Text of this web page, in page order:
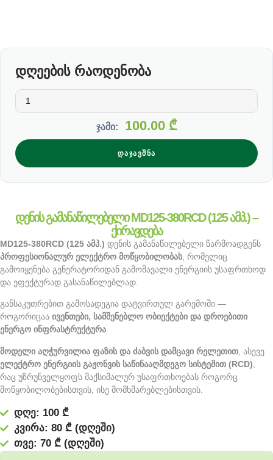
დღეების რაოდენობა
ჯამი: 100.00₾
ᲓᲐᲯᲐᲕᲨᲜᲐ
დენის გამანაწილებელი MD125-380RCD (125 ამპ.) –
ქირავდება
MD125-380RCD (125 ამპ.) დენის გამანაწილებელი წარმოადგენს
პროფესიონალურ ელექტრო მოწყობილობას , რომელიც
გამოიყენება გენერატორიდან გამომავალი ენერგიის უსაფრთხოდ
და ეფექტურად გასანაწილებლად.
განსაკუთრებით გამოსადეგია დატვირთულ გარემოში —
როგორიცაა ივენთები, სამშენებლო ობიექტები და დროებითი
ენერგო ინფრასტრუქტურა.
მოდელი აღჭურვილია ფაზის და ძაბვის დამცავი რელეთით , ასევე
ელექტრო ენერგიის გაჟონვის საწინააღმდეგო სისტემით (RCD)
რაც უზრუნველყოფს მაქსიმალურ უსაფრთხოებას როგორც
მოწყობილობებისთვის, ისე მომხმარებლებისთვის.
დღე: 100 ₾
კვირა: 80 ₾ (დღეში)
თვე: 70 ₾ (დღეში)